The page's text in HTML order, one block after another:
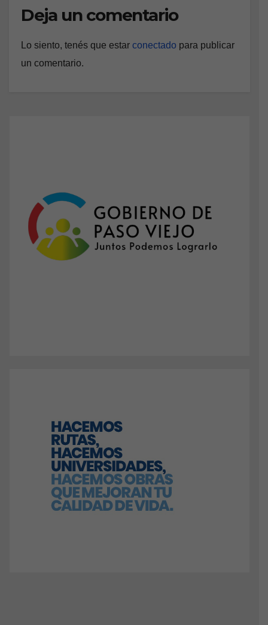
los estudiantes puedan
continuar cursando el
segundo año en la localidad.
Deja un comentario
Lo siento, tenés que estar conectado para publicar
un comentario.